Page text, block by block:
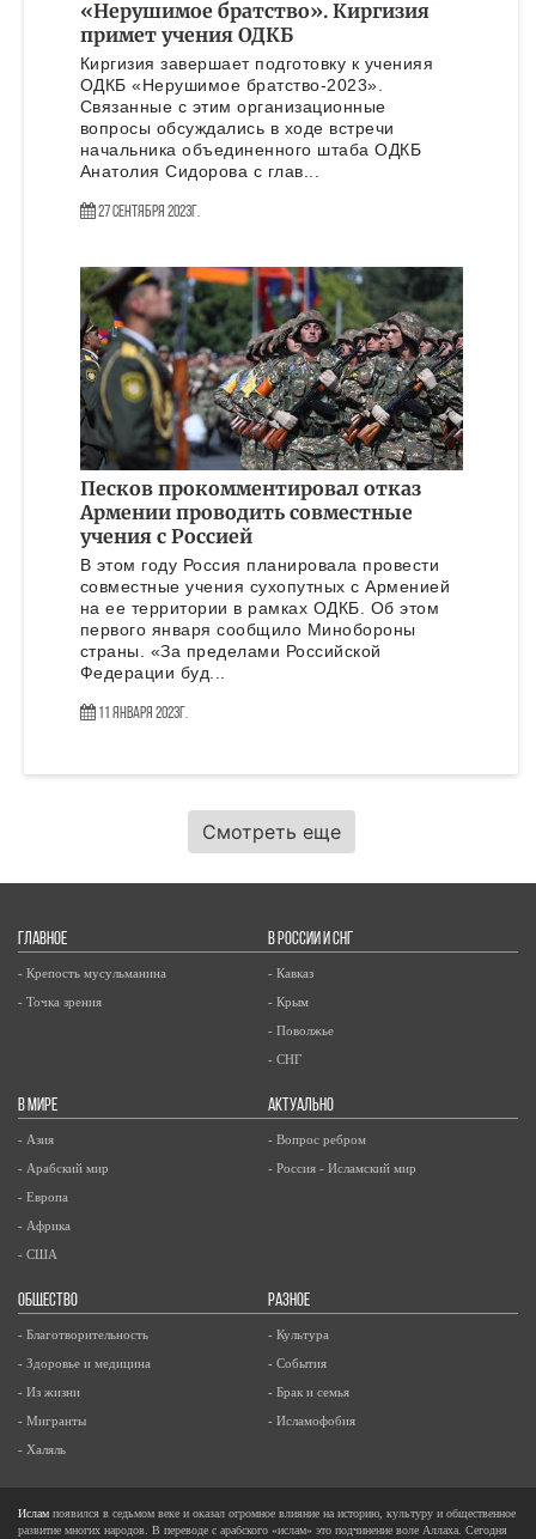
«Нерушимое братство». Киргизия
примет учения ОДКБ
Киргизия завершает подготовку к ученияя
ОДКБ «Нерушимое братство-2023».
Связанные с этим организационные
вопросы обсуждались в ходе встречи
начальника объединенного штаба ОДКБ
Анатолия Сидорова с глав...
27 Сентября 2023г.
Песков прокомментировал отказ
Армении проводить совместные
учения с Россией
В этом году Россия планировала провести
совместные учения сухопутных с Арменией
на ее территории в рамках ОДКБ. Об этом
первого января сообщило Минобороны
страны. «За пределами Российской
Федерации буд...
11 Января 2023г.
Смотреть еще
ГЛАВНОЕ
- Крепость мусульманина
- Точка зрения
В РОССИИ И СНГ
- Кавказ
- Крым
- Поволжье
- СНГ
В МИРЕ
- Азия
- Арабский мир
- Европа
- Африка
- США
АКТУАЛЬНО
- Вопрос ребром
- Россия - Исламский мир
ОБЩЕСТВО
- Благотворительность
- Здоровье и медицина
- Из жизни
- Мигранты
- Халяль
РАЗНОЕ
- Культура
- События
- Брак и семья
- Исламофобия
Ислам появился в седьмом веке и оказал огромное влияние на историю, культуру и общественное
развитие многих народов. В переводе с арабского «ислам» это подчинение воле Аллаха. Сегодня